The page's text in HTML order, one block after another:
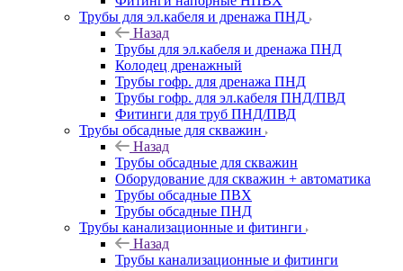
Трубы для эл.кабеля и дренажа ПНД
Назад
Трубы для эл.кабеля и дренажа ПНД
Колодец дренажный
Трубы гофр. для дренажа ПНД
Трубы гофр. для эл.кабеля ПНД/ПВД
Фитинги для труб ПНД/ПВД
Трубы обсадные для скважин
Назад
Трубы обсадные для скважин
Оборудование для скважин + автоматика
Трубы обсадные ПВХ
Трубы обсадные ПНД
Трубы канализационные и фитинги
Назад
Трубы канализационные и фитинги